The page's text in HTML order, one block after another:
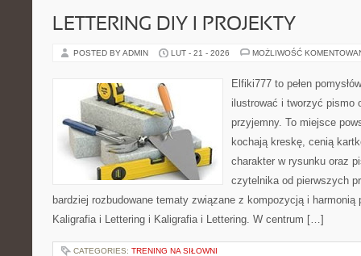
LETTERING DIY I PROJEKTY
POSTED BY ADMIN LUT - 21 - 2026 MOŻLIWOŚĆ
Elfiki777 to pełen
ilustrować i tworzyć pismo
przyjemny. To miejsce
kochają kreskę, cenią
charakter w rysunku oraz
czytelnika od pierwszych
bardziej rozbudowane tematy związane z kompozycją i
Kaligrafia i Lettering i Kaligrafia i Lettering. W centrum […]
CATEGORIES: TRENING NA SIŁOWNI